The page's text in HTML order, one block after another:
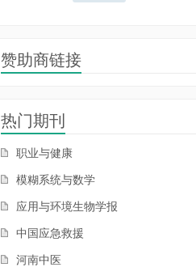
赞助商链接
热门期刊
职业与健康
模糊系统与数学
应用与环境生物学报
中国应急救援
河南中医